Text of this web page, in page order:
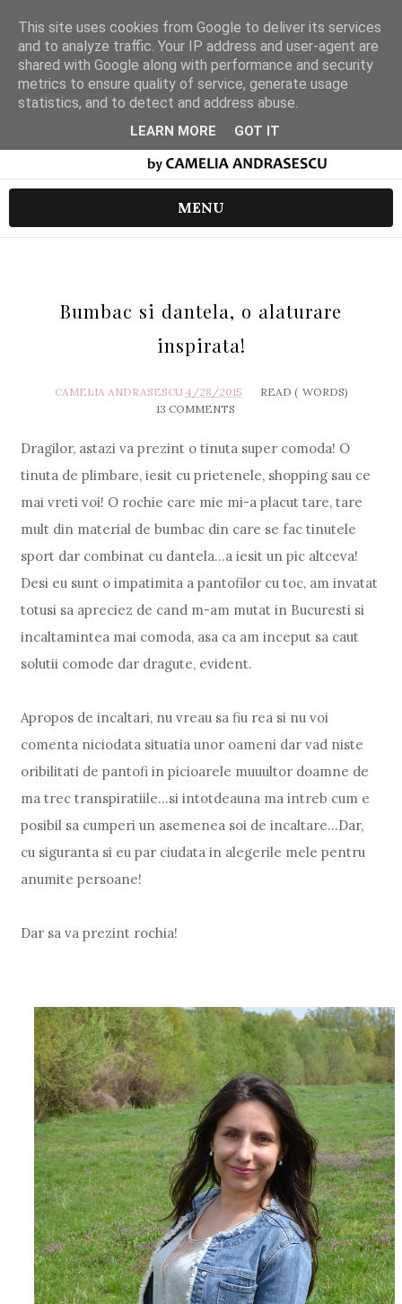
MENU
Bumbac si dantela, o alaturare
inspirata!
CAMELIA ANDRASESCU 4/28/2015 READ ( WORDS)
13 COMMENTS
Dragilor, astazi va prezint o tinuta super comoda! O
tinuta de plimbare, iesit cu prietenele, shopping sau ce
mai vreti voi! O rochie care mie mi-a placut tare, tare
mult din material de bumbac din care se fac tinutele
sport dar combinat cu dantela...a iesit un pic altceva!
Desi eu sunt o impatimita a pantofilor cu toc, am invatat
totusi sa apreciez de cand m-am mutat in Bucuresti si
incaltamintea mai comoda, asa ca am inceput sa caut
solutii comode dar dragute, evident.
Apropos de incaltari, nu vreau sa fiu rea si nu voi
comenta niciodata situatia unor oameni dar vad niste
oribilitati de pantofi in picioarele muuultor doamne de
ma trec transpiratiile...si intotdeauna ma intreb cum e
posibil sa cumperi un asemenea soi de incaltare...Dar,
cu siguranta si eu par ciudata in alegerile mele pentru
anumite persoane!
Dar sa va prezint rochia!
This site uses cookies from Google to deliver its services
and to analyze traffic. Your IP address and user-agent are
shared with Google along with performance and security
metrics to ensure quality of service, generate usage
statistics, and to detect and address abuse.
LEARN MORE GOT IT